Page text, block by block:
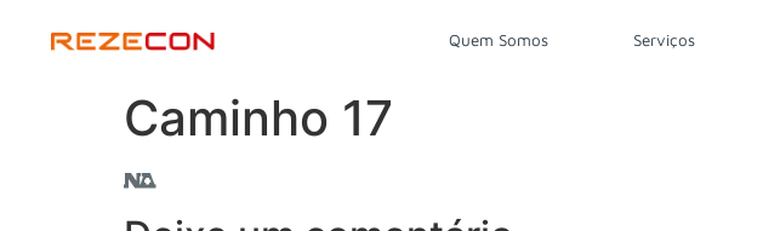
Quem Somos Serviços
Caminho 17